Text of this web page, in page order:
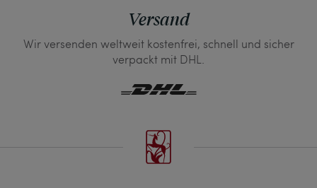
Versand
Wir versenden weltweit kostenfrei, schnell und sicher
verpackt mit DHL.